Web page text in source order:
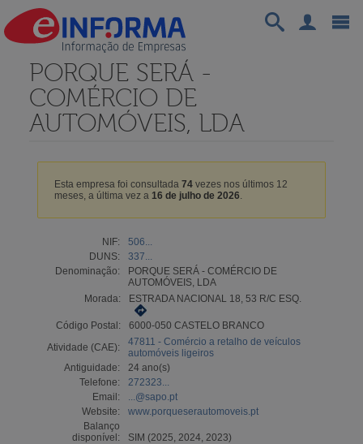
PORQUE SERÁ -
COMÉRCIO DE
AUTOMÓVEIS, LDA
Esta empresa foi consultada 74vezes nos últimos 12
meses, a última vez a 16 de julho de 2026.
NIF:
506...
DUNS:
337...
Denominação:
PORQUE SERÁ - COMÉRCIO DE
AUTOMÓVEIS, LDA
Morada:
ESTRADA NACIONAL 18, 53 R/C ESQ.
Código Postal:
6000-050 CASTELO BRANCO
Atividade (CAE):
47811 - Comércio a retalho de veículos
automóveis ligeiros
Antiguidade:
24 ano(s)
Telefone:
272323...
Email:
...@sapo.pt
Website:
www.porqueserautomoveis.pt
Balanço
disponível:
SIM (2025, 2024, 2023)